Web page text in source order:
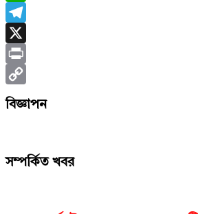
WhatsApp
Telegram
X
Print
Copy
বিজ্ঞাপন
সম্পর্কিত খবর